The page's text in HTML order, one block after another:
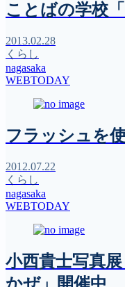
ことばの学校
2013.02.28
くらし
nagasaka
WEBTODAY
フラッシュを
2012.07.22
くらし
nagasaka
WEBTODAY
小西貴士写真